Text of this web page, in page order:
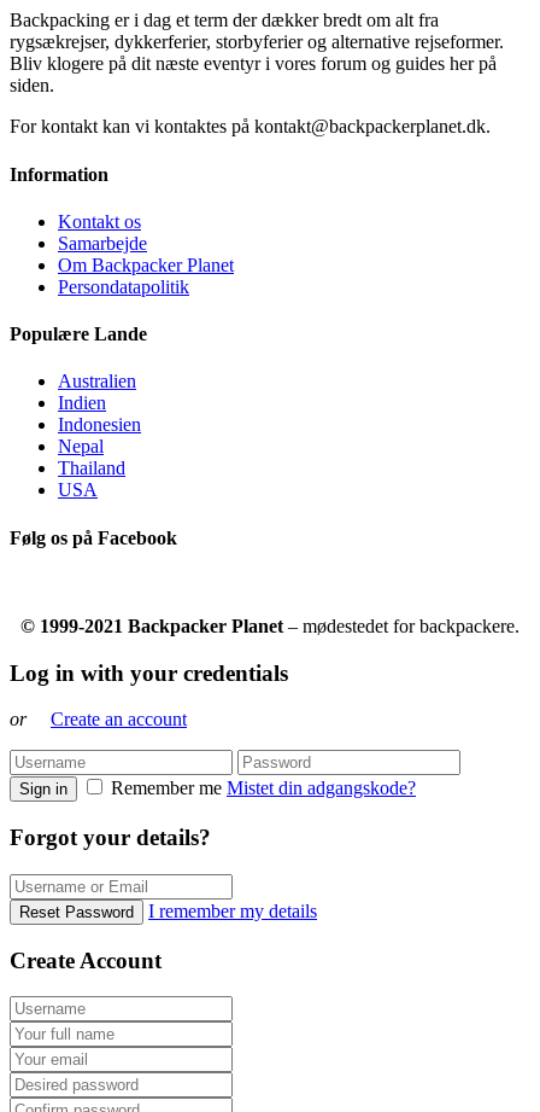
Backpacking er i dag et term der dækker bredt om alt fra
rygsækrejser, dykkerferier, storbyferier og alternative rejseformer.
Bliv klogere på dit næste eventyr i vores forum og guides her på
siden.
For kontakt kan vi kontaktes på kontakt@backpackerplanet.dk.
Information
Kontakt os
Samarbejde
Om Backpacker Planet
Persondatapolitik
Populære Lande
Australien
Indien
Indonesien
Nepal
Thailand
USA
Følg os på Facebook
© 1999-2021 Backpacker Planet – mødestedet for backpackere.
Log in with your credentials
or Create an account
Sign in Remember me Mistet din adgangskode?
Forgot your details?
Reset Password I remember my details
Create Account